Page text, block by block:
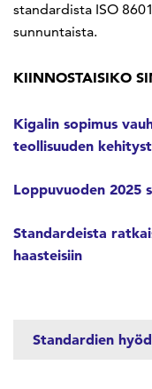
standardista ISO
sunnuntaista.
KIINNOSTAISIKO
Kigalin sopimus
teollisuuden
Loppuvuoden 2025
Standardeista
haasteisiin
Standardien